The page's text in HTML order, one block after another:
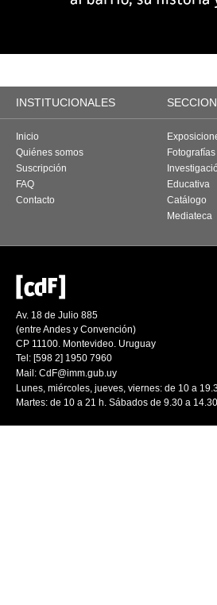
INSTITUCIONALES
Inicio
Quiénes somos
Suscripción
FAQ
Contacto
Educativa
Catálogo
Mediateca
Av. 18 de Julio 885
(entre Andes y Convención)
CP 11100. Montevideo. Uruguay
Tel: [598 2] 1950 7960
Mail: CdF@imm.gub.uy
Lunes, miércoles, jueves, viernes: de 10 a
Martes: de 10 a 21 h. Sábados de 9.30 a